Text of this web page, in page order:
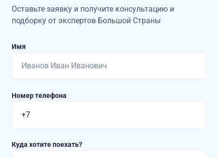
Оставьте заявку и получите консультацию и
подборку от экспертов Большой Страны
Имя
Номер телефона
Куда хотите поехать?